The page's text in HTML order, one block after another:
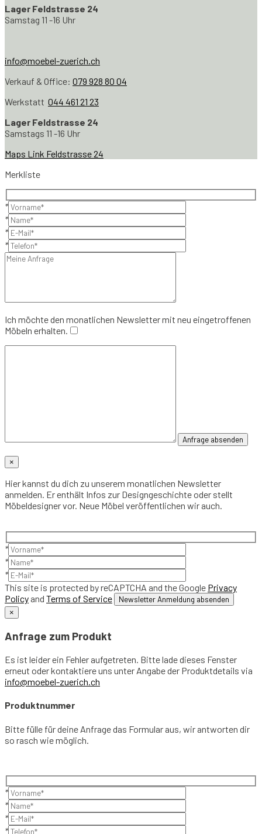
Lager Feldstrasse 24
Samstag 11 -16 Uhr
info@moebel-zuerich.ch
Verkauf & Office: 079 928 80 04
Werkstatt 044 461 21 23
Lager Feldstrasse 24
Samstags 11 -16 Uhr
Maps Link Feldstrasse 24
Merkliste
*
*
*
*
Ich möchte den monatlichen Newsletter mit neu eingetroffenen
Möbeln erhalten.
×
Hier kannst du dich zu unserem monatlichen Newsletter
anmelden. Er enthält Infos zur Designgeschichte oder stellt
Möbeldesigner vor. Neue Möbel veröffentlichen wir auch.
*
*
*
This site is protected by reCAPTCHA and the Google Privacy
Policy and Terms of Service
×
Anfrage zum Produkt
Es ist leider ein Fehler aufgetreten. Bitte lade dieses Fenster
erneut oder kontaktiere uns unter Angabe der Produktdetails via
info@moebel-zuerich.ch
Produktnummer
Bitte fülle für deine Anfrage das Formular aus, wir antworten dir
so rasch wie möglich.
*
*
*
*